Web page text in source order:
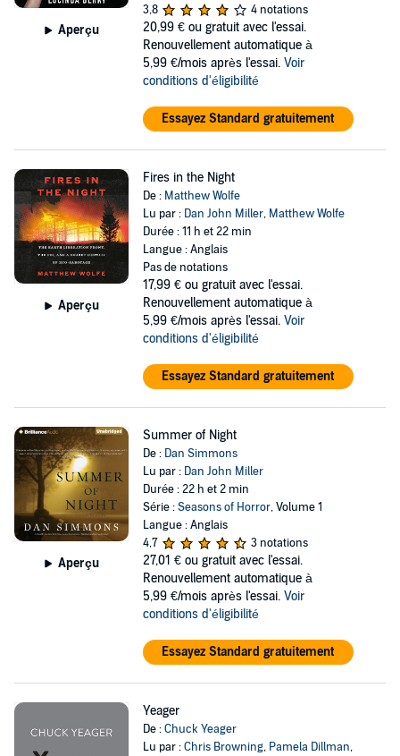
Aperçu
3,8
4 notations
20,99 € ou gratuit avec l'essai.
Renouvellement automatique à
5,99 €/mois après l'essai. Voir
conditions d'éligibilité
Essayez Standard gratuitement
Aperçu
Fires in the Night
De : Matthew Wolfe
Lu par : Dan John Miller, Matthew Wolfe
Durée : 11 h et 22 min
Langue : Anglais
Pas de notations
17,99 € ou gratuit avec l'essai.
Renouvellement automatique à
5,99 €/mois après l'essai. Voir
conditions d'éligibilité
Essayez Standard gratuitement
Aperçu
Summer of Night
De : Dan Simmons
Lu par : Dan John Miller
Durée : 22 h et 2 min
Série :Seasons of Horror, Volume 1
Langue : Anglais
4,7
3 notations
27,01 € ou gratuit avec l'essai.
Renouvellement automatique à
5,99 €/mois après l'essai. Voir
conditions d'éligibilité
Essayez Standard gratuitement
Yeager
De :Chuck Yeager
Lu par :Chris Browning, Pamela Dillman,